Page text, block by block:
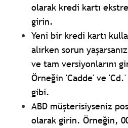
olarak kredi kartı
girin.
Yeni bir kredi kartı
alırken sorun
ve tam versiyonlarını
Örneğin 'Cadde' ve
gibi.
ABD müşterisiyseniz
olarak girin. Örneğin,